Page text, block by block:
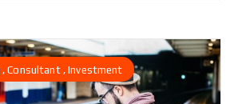
,Consultant,Investment